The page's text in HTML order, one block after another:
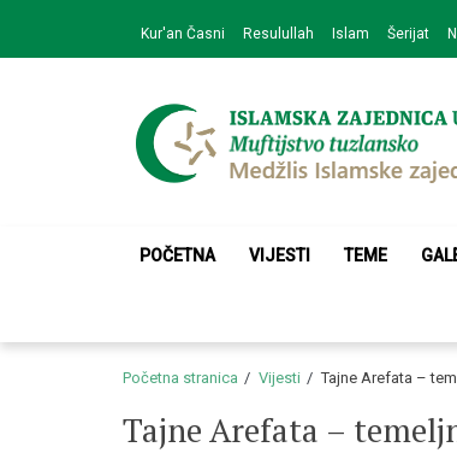
navigation
content
Kur'an Časni Resulullah Islam Šerijat
Medžlis
POČETNA VIJESTI TEME
Početna stranica Vijesti Tajne Arefata –
Tajne Arefata –